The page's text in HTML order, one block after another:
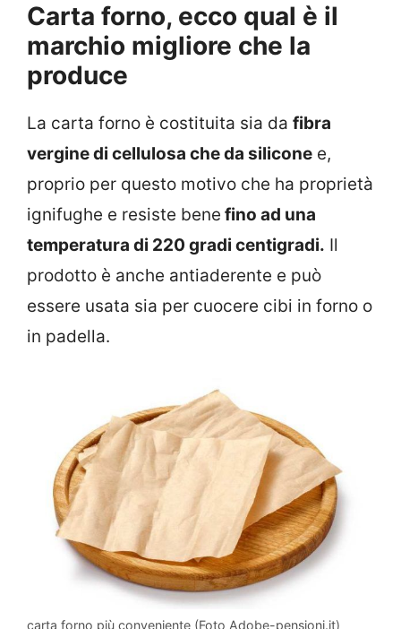
Carta forno, ecco qual è il
marchio migliore che la
produce
La carta forno è costituita sia da fibra
vergine di cellulosa che da silicone e,
proprio per questo motivo che ha proprietà
ignifughe e resiste bene fino ad una
temperatura di 220 gradi centigradi. Il
prodotto è anche antiaderente e può
essere usata sia per cuocere cibi in forno o
in padella.
carta forno più conveniente (Foto Adobe-pensioni.it)